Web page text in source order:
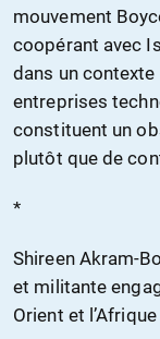
mouvement
coopérant avec
dans un
entreprises
constituent un
plutôt que de
*
Shireen Akram-
et militante
Orient et